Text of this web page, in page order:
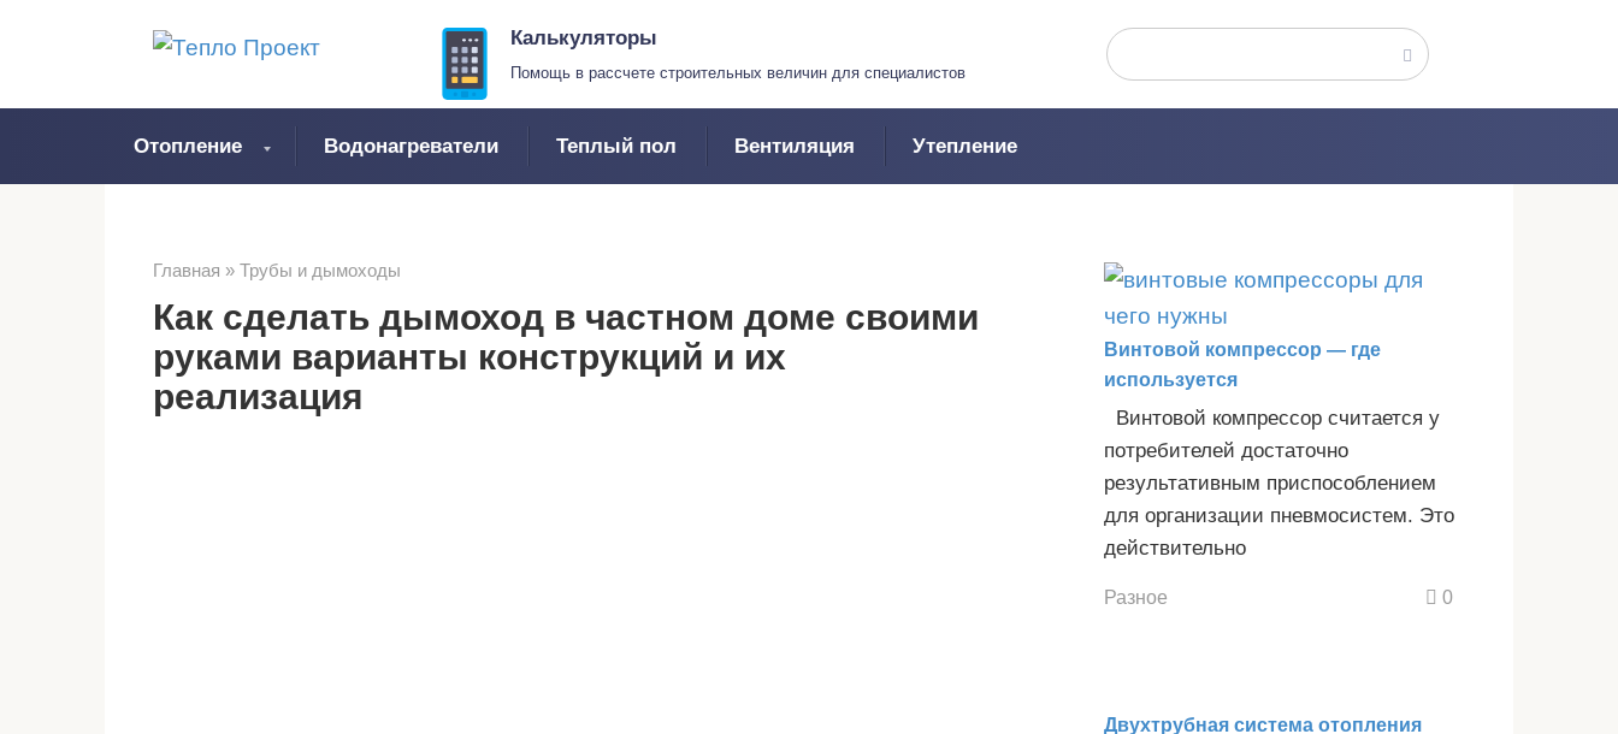
Калькуляторы
Помощь в рассчете строительных величин для специалистов
Поиск:
Отопление Водонагреватели Теплый пол Вентиляция Утепление
Главная » Трубы и дымоходы
Как сделать дымоход в частном доме своими
руками варианты конструкций и их
реализация
Винтовой компрессор — где
используется
Винтовой компрессор считается у
потребителей достаточно
результативным приспособлением
для организации пневмосистем. Это
действительно
Разное 0
Двухтрубная система отопления